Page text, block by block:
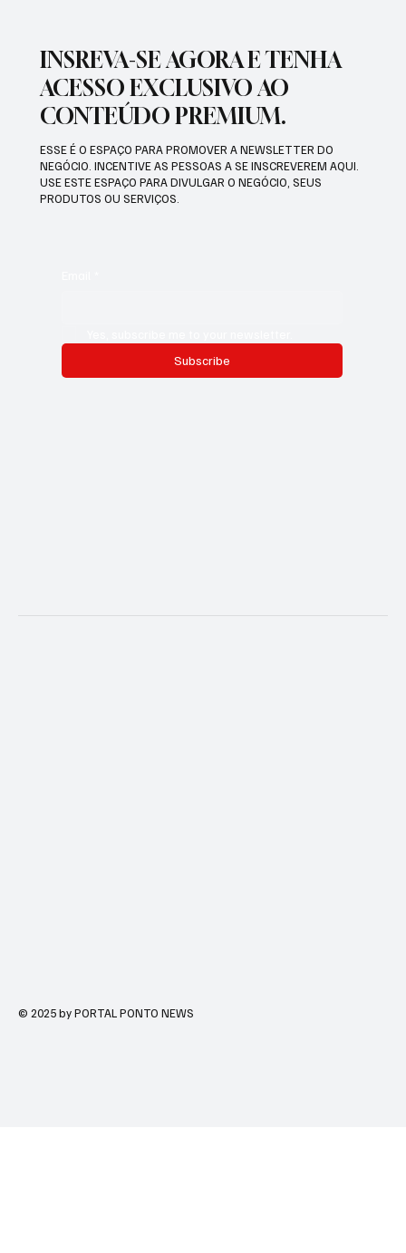
INSREVA-SE AGORA E TENHA
ACESSO EXCLUSIVO AO
CONTEÚDO PREMIUM.
ESSE É O ESPAÇO PARA PROMOVER A NEWSLETTER DO
NEGÓCIO. INCENTIVE AS PESSOAS A SE INSCREVEREM AQUI.
USE ESTE ESPAÇO PARA DIVULGAR O NEGÓCIO, SEUS
PRODUTOS OU SERVIÇOS.
Subscribe
© 2025 by PORTAL PONTO NEWS